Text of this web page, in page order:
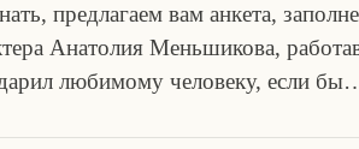
предлагаем вам анкета,
Анатолия Меньшикова,
любимому человеку, если